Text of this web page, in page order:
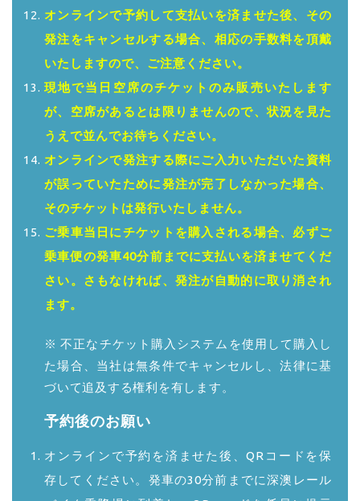
オンラインで予約して支払いを済ませた後、その
発注をキャンセルする場合、相応の手数料を頂戴
いたしますので、ご注意ください。
現地で当日空席のチケットのみ販売いたします
が、空席があるとは限りませんので、状況を見た
うえで並んでお待ちください。
オンラインで発注する際にご入力いただいた資料
が誤っていたために発注が完了しなかった場合、
そのチケットは発行いたしません。
ご乗車当日にチケットを購入される場合、必ずご
乗車便の発車40分前までに支払いを済ませてくだ
さい。さもなければ、発注が自動的に取り消され
ます。
※ 不正なチケット購入システムを使用して購入し
た場合、当社は無条件でキャンセルし、法律に基
づいて追及する権利を有します。
予約後のお願い
オンラインで予約を済ませた後、QRコードを保
存してください。発車の30分前までに深澳レール